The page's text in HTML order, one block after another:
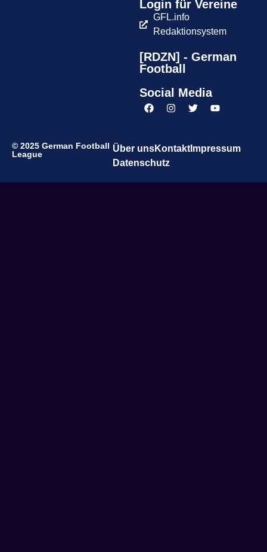
Login für Vereine
GFL.info
Redaktionsystem
[RDZN] - German
Football
Social Media
© 2025 German Football
League
Über unsKontaktImpressum
Datenschutz